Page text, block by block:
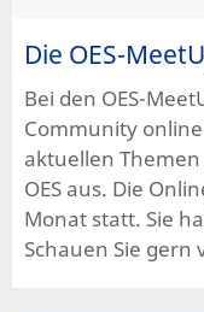
Die OES-
Bei den OES-
Community
aktuellen
OES aus. Die
Monat statt. Sie
Schauen Sie gern